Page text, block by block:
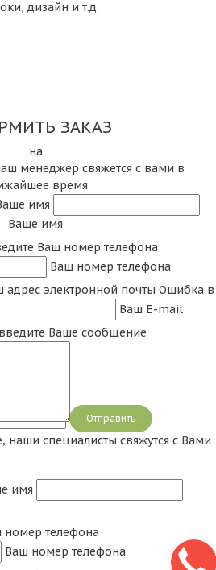
дизайн и т.д.
ЗАКАЗ
на
менеджер свяжется с вами в
время
имя
Ваше имя
Ваш номер телефона
Ваш номер телефона
адрес электронной почты Ошибка в
Ваш E-mail
Ваше сообщение
Сообщение
наши специалисты свяжутся с Вами
имя
номер телефона
Ваш номер телефона